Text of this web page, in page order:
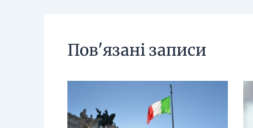
Пов'язані записи